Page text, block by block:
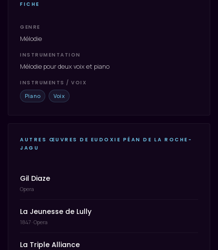
FICHE
GENRE
Mélodie
INSTRUMENTATION
Mélodie pour deux voix et piano
INSTRUMENTS / VOIX
Piano
Voix
AUTRES ŒUVRES DE EUDOXIE PÉAN DE LA ROCHE-
JAGU
Gil Diaze
Opera
La Jeunesse de Lully
1847 · Opera
La Triple Alliance